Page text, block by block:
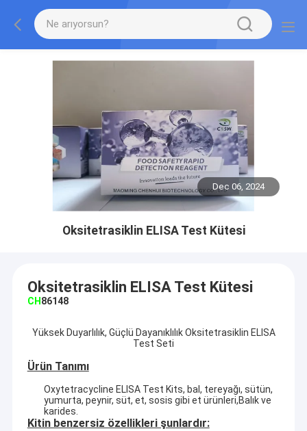
Dec 06, 2024
Oksitetrasiklin ELISA Test Kütesi
Oksitetrasiklin ELISA Test Kütesi
CH 86148
Yüksek Duyarlılık, Güçlü Dayanıklılık Oksitetrasiklin ELISA
Test Seti
Ürün Tanımı
Oxytetracycline ELISA Test Kits, bal, tereyağı, sütün,
yumurta, peynir, süt, et, sosis gibi et ürünleri,Balık ve
karides.
Kitin benzersiz özellikleri şunlardır: